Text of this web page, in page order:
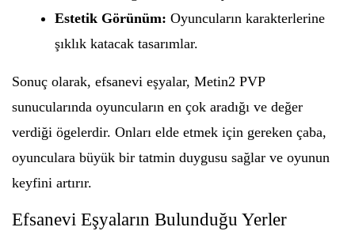
Estetik Görünüm: Oyuncuların karakterlerine
şıklık katacak tasarımlar.
Sonuç olarak, efsanevi eşyalar, Metin2 PVP
sunucularında oyuncuların en çok aradığı ve değer
verdiği ögelerdir. Onları elde etmek için gereken çaba,
oyunculara büyük bir tatmin duygusu sağlar ve oyunun
keyfini artırır.
Efsanevi Eşyaların Bulunduğu Yerler